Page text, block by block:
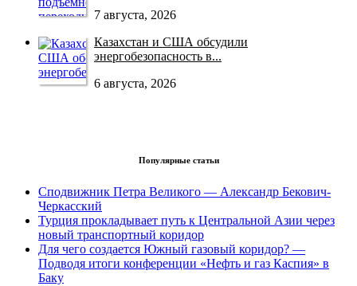
7 августа, 2026
Казахстан и США обсудили
энергобезопасность в...
6 августа, 2026
Популярные статьи
Сподвижник Петра Великого — Александр Бекович-
Черкасский
Турция прокладывает путь к Центральной Азии через
новый транспортный коридор
Для чего создается Южный газовый коридор? —
Подводя итоги конференции «Нефть и газ Каспия» в
Баку